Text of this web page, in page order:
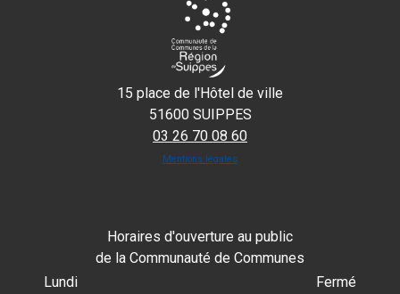
15 place de l'Hôtel de ville
51600 SUIPPES
03 26 70 08 60
Mentions légales
Horaires d'ouverture au public
de la Communauté de Communes
Lundi
Fermé